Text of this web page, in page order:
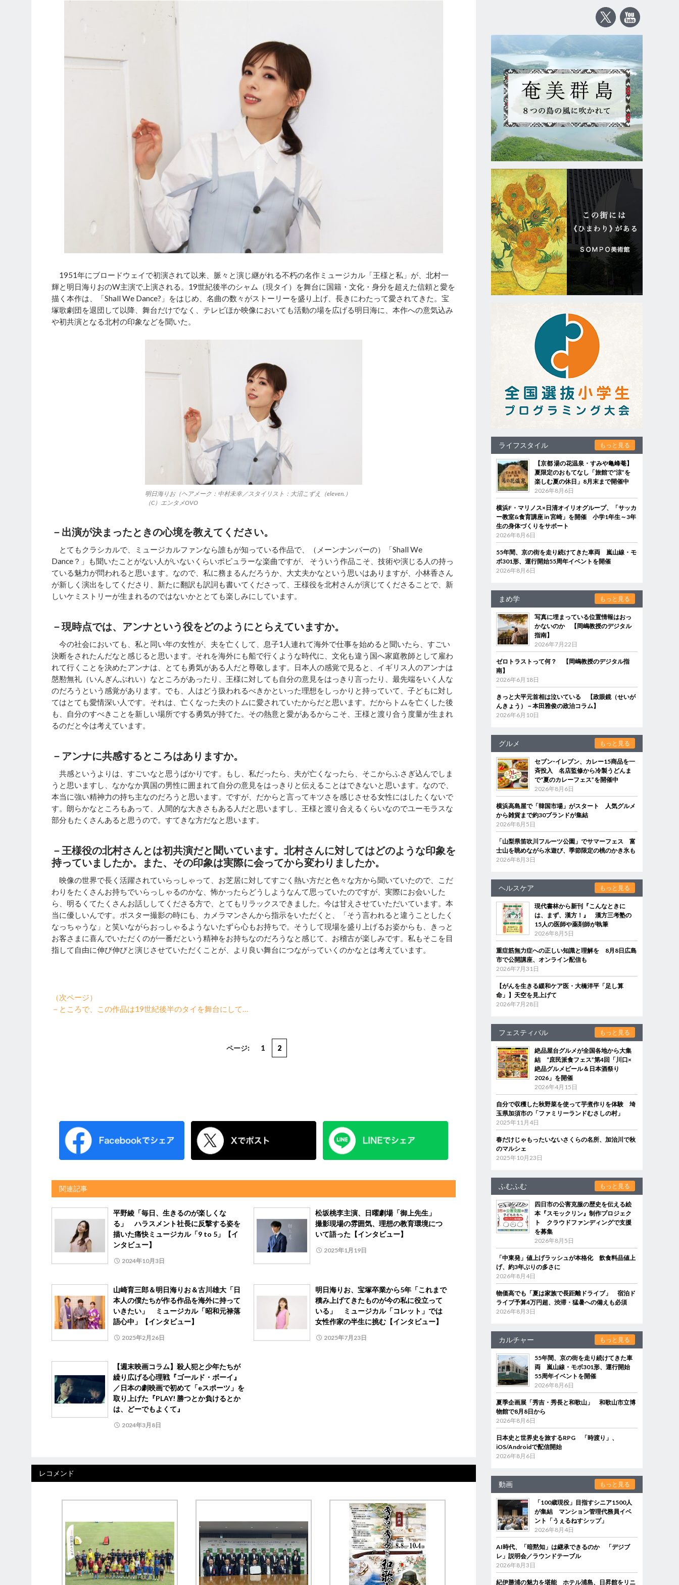
1951年にブロードウェイで初演されて以来、脈々と演じ継がれる不朽の名作ミュージカル「王様と私」が、北村一
輝と明日海りおのW主演で上演される。19世紀後半のシャム（現タイ）を舞台に国籍・文化・身分を超えた信頼と愛を
描く本作は、「Shall We Dance?」をはじめ、名曲の数々がストーリーを盛り上げ、長きにわたって愛されてきた。宝
塚歌劇団を退団して以降、舞台だけでなく、テレビほか映像においても活動の場を広げる明日海に、本作への意気込み
や初共演となる北村の印象などを聞いた。
明日海りお（ヘアメーク：中村未幸／スタイリスト：大沼こずえ（eleven.）
（C）エンタメOVO
－出演が決まったときの心境を教えてください。
とてもクラシカルで、ミュージカルファンなら誰もが知っている作品で、（メーンナンバーの）「Shall We
Dance？」も聞いたことがない人がいないくらいポピュラーな楽曲ですが、 そういう作品こそ、技術や演じる人の持っ
ている魅力が問われると思います。なので、私に務まるんだろうか、大丈夫かなという思いはありますが、小林香さん
が新しく演出をしてくださり、新たに翻訳も訳詞も書いてくださって、王様役を北村さんが演じてくださることで、新
しいケミストリーが生まれるのではないかととても楽しみにしています。
－現時点では、アンナという役をどのようにとらえていますか。
今の社会においても、私と同い年の女性が、夫を亡くして、息子1人連れて海外で仕事を始めると聞いたら、すごい
決断をされたんだなと感じると思います。それを海外にも船で行くような時代に、文化も違う国へ家庭教師として雇わ
れて行くことを決めたアンナは、とても勇気がある人だと尊敬します。日本人の感覚で見ると、イギリス人のアンナは
慇懃無礼（いんぎんぶれい）なところがあったり、王様に対しても自分の意見をはっきり言ったり、最先端をいく人な
のだろうという感覚があります。でも、人はどう扱われるべきかといった理想をしっかりと持っていて、子どもに対し
てはとても愛情深い人です。それは、亡くなった夫のトムに愛されていたからだと思います。だからトムを亡くした後
も、自分のすべきことを新しい場所でする勇気が持てた。その熱意と愛があるからこそ、王様と渡り合う度量が生まれ
るのだと今は考えています。
－アンナに共感するところはありますか。
共感というよりは、すごいなと思うばかりです。もし、私だったら、夫が亡くなったら、そこからふさぎ込んでしま
うと思いますし、なかなか異国の男性に囲まれて自分の意見をはっきりと伝えることはできないと思います。なので、
本当に強い精神力の持ち主なのだろうと思います。ですが、だからと言ってキツさを感じさせる女性にはしたくないで
す。朗らかなところもあって、人間的な大きさもある人だと思いますし、王様と渡り合えるくらいなのでユーモラスな
部分もたくさんあると思うので。すてきな方だなと思います。
－王様役の北村さんとは初共演だと聞いています。北村さんに対してはどのような印象を
持っていましたか。また、その印象は実際に会ってから変わりましたか。
映像の世界で長く活躍されていらっしゃって、お芝居に対してすごく熱い方だと色々な方から聞いていたので、こだ
わりをたくさんお持ちでいらっしゃるのかな、怖かったらどうしようなんて思っていたのですが、実際にお会いした
ら、明るくてたくさんお話ししてくださる方で、とてもリラックスできました。今は甘えさせていただいています。本
当に優しいんです。ポスター撮影の時にも、カメラマンさんから指示をいただくと、「そう言われると違うことしたく
なっちゃうな」と笑いながらおっしゃるようないたずら心もお持ちで。そうして現場を盛り上げるお姿からも、きっと
お客さまに喜んでいただくのが一番だという精神をお持ちなのだろうなと感じて、お稽古が楽しみです。私もそこを目
指して自由に伸び伸びと演じさせていただくことが、より良い舞台につながっていくのかなとは考えています。
（次ページ）
－ところで、この作品は19世紀後半のタイを舞台にして…
ページ: 1 2
関連記事
平野綾「毎日、生きるのが楽しくな
る」 ハラスメント社長に反撃する姿を
描いた痛快ミュージカル「9 to 5」【イ
ンタビュー】
2024年10月3日
松坂桃李主演、日曜劇場「御上先生」
撮影現場の雰囲気、理想の教育環境につ
いて語った【インタビュー】
2025年1月19日
山崎育三郎＆明日海りお＆古川雄大「日
本人の僕たちが作る作品を海外に持って
いきたい」 ミュージカル「昭和元禄落
語心中」【インタビュー】
2025年2月26日
明日海りお、宝塚卒業から5年「これまで
積み上げてきたものが今の私に役立って
いる」 ミュージカル「コレット」では
女性作家の半生に挑む【インタビュー】
2025年7月23日
【週末映画コラム】殺人犯と少年たちが
繰り広げる心理戦『ゴールド・ボーイ』
／日本の劇映画で初めて「eスポーツ」を
取り上げた『PLAY! 勝つとか負けるとか
は、どーでもよくて』
2024年3月8日
レコメンド
ライフスタイル もっと見る
【京都 湯の花温泉・すみや亀峰菴】
夏限定のおもてなし「旅館で“涼”を
楽しむ夏の休日」8月末まで開催中
2026年8月6日
横浜F・マリノス×日清オイリオグループ、「サッカ
ー教室&食育講座 in 宮崎」を開催 小学1年生～3年
生の身体づくりをサポート
2026年8月6日
55年間、京の街を走り続けてきた車両 嵐山線・モ
ボ301形、運行開始55周年イベントを開催
2026年8月6日
まめ学 もっと見る
写真に埋まっている位置情報はおっ
かないのか 【岡嶋教授のデジタル
指南】
2026年7月22日
ゼロトラストって何？ 【岡嶋教授のデジタル指
南】
2026年6月18日
きっと大平元首相は泣いている 【政眼鏡（せいが
んきょう）－本田雅俊の政治コラム】
2026年6月10日
グルメ もっと見る
セブン‐イレブン、カレー15商品を一
斉投入 名店監修から冷製うどんま
で“夏のカレーフェス”を開催中
2026年8月6日
横浜高島屋で「韓国市場」がスタート 人気グルメ
から雑貨まで約30ブランドが集結
2026年8月5日
「山梨県笛吹川フルーツ公園」でサマーフェス 富
士山を眺めながら水遊び、季節限定の桃のかき氷も
2026年8月3日
ヘルスケア もっと見る
現代書林から新刊『こんなときに
は、まず、漢方！』 漢方三考塾の
15人の医師や薬剤師が執筆
2026年8月5日
重症筋無力症への正しい知識と理解を 8月8日広島
市で公開講座、オンライン配信も
2026年7月31日
【がんを生きる緩和ケア医・大橋洋平「足し算
命」】天空を見上げて
2026年7月28日
フェスティバル もっと見る
絶品屋台グルメが全国各地から大集
結 “庶民派食フェス”第4回「川口×
絶品グルメビール＆日本酒祭り
2026」を開催
2026年4月15日
自分で収穫した秋野菜を使って芋煮作りを体験 埼
玉県加須市の「ファミリーランドむさしの村」
2025年11月4日
春だけじゃもったいないさくらの名所、加治川で秋
のマルシェ
2025年10月23日
ふむふむ もっと見る
四日市の公害克服の歴史を伝える絵
本『スモックリン』制作プロジェク
ト クラウドファンディングで支援
を募集
2026年8月5日
「中東発」値上げラッシュが本格化 飲食料品値上
げ、約3年ぶりの多さに
2026年8月4日
物価高でも「夏は家族で長距離ドライブ」 宿泊ド
ライブ予算4万円超、渋滞・猛暑への備えも必須
2026年8月3日
カルチャー もっと見る
55年間、京の街を走り続けてきた車
両 嵐山線・モボ301形、運行開始
55周年イベントを開催
2026年8月6日
夏季企画展「秀吉・秀長と和歌山」 和歌山市立博
物館で8月8日から
2026年8月6日
日本史と世界史を旅するRPG 「時渡り」、
iOS/Androidで配信開始
2026年8月6日
動画 もっと見る
「100歳現役」目指すシニア1500人
が集結 マンション管理代務員イベ
ント「うぇるねすシップ」
2026年8月4日
AI時代、「暗黙知」は継承できるのか 「デジブ
レ」説明会／ラウンドテーブル
2026年8月3日
紀伊勝浦の魅力を堪能 ホテル浦島、日昇館をリニ